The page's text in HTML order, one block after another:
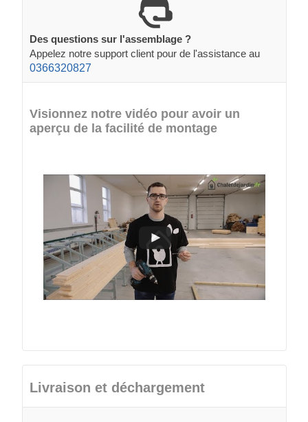
Des questions sur l'assemblage ?
Appelez notre support client pour de l'assistance au
0366320827
Visionnez notre vidéo pour avoir un
aperçu de la facilité de montage
Livraison et déchargement